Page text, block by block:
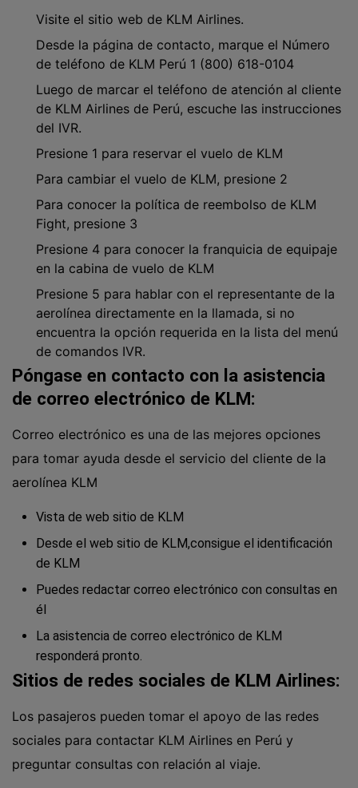
Visite el sitio web de KLM Airlines.
Desde la página de contacto, marque el Número
de teléfono de KLM Perú 1 (800) 618-0104
Luego de marcar el teléfono de atención al cliente
de KLM Airlines de Perú, escuche las instrucciones
del IVR.
Presione 1 para reservar el vuelo de KLM
Para cambiar el vuelo de KLM, presione 2
Para conocer la política de reembolso de KLM
Fight, presione 3
Presione 4 para conocer la franquicia de equipaje
en la cabina de vuelo de KLM
Presione 5 para hablar con el representante de la
aerolínea directamente en la llamada, si no
encuentra la opción requerida en la lista del menú
de comandos IVR.
Póngase en contacto con la asistencia
de correo electrónico de KLM:
Correo electrónico es una de las mejores opciones
para tomar ayuda desde el servicio del cliente de la
aerolínea KLM
Vista de web sitio de KLM
Desde el web sitio de KLM,consigue el identificación
de KLM
Puedes redactar correo electrónico con consultas en
él
La asistencia de correo electrónico de KLM
responderá pronto.
Sitios de redes sociales de KLM Airlines:
Los pasajeros pueden tomar el apoyo de las redes
sociales para contactar KLM Airlines en Perú y
preguntar consultas con relación al viaje.